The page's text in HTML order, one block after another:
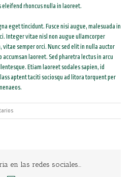
rhoncus nulla in laoreet.
eget tincidunt. Fusce nisi augue, malesuada in
Integer vitae nisl non augue ullamcorper
semper orci. Nunc sed elit in nulla auctor
laoreet. Sed pharetra lectus in arcu
Etiam laoreet sodales sapien, id
aptent taciti sociosqu ad litora torquent per
en las redes sociales...